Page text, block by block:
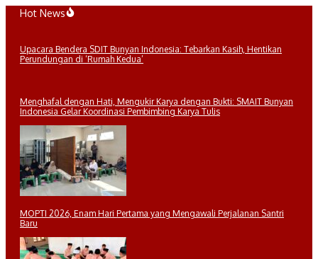
Lewati
Hot News
Upacara Bendera SDIT Bunyan Indonesia: Tebarkan Kasih, Hentikan
Perundungan di ‘Rumah Kedua’
Menghafal dengan Hati, Mengukir Karya dengan Bukti: SMAIT Bunyan
Indonesia Gelar Koordinasi Pembimbing Karya Tulis
MOPTI 2026, Enam Hari Pertama yang Mengawali Perjalanan Santri
Baru